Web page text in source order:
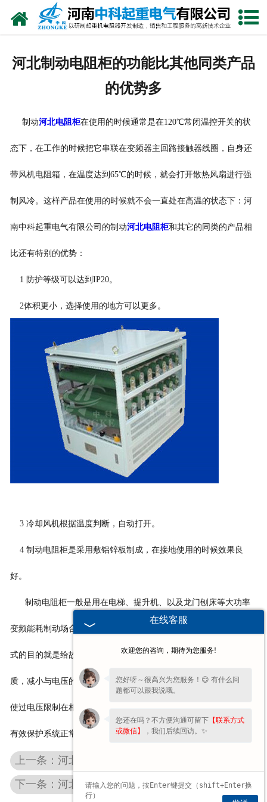
网站首页
联系我们
河北制动电阻柜的功能比其他同类产品
的优势多
制动河北电阻柜在使用的时候通常是在120℃常闭温控开关的状
态下，在工作的时候把它串联在变频器主回路接触器线圈，自身还
带风机电阻箱，在温度达到 65℃的时候，就会打开散热风扇进行强
制风冷。这样产品在使用的时候就不会一直处在高温的状态下：河
南中科起重电气有限公司的制动河北电阻柜和其它的同类的产品相
比还有特别的优势：
1 防护等级可以达到 IP20。
2体积更小，选择使用的地方可以更多。
3 冷却风机根据温度判断，自动打开。
4 制动电阻柜是采用敷铝锌板制成，在接地使用的时候效果良
好。
制动电阻柜一般是用在电梯、提升机、以及龙门刨床等大功率
变频能耗制动场合，它使用的功率范围大，采用中性点电阻接地方
式的目的就是给故障点注入阻性电流，使接地故障电流呈阻容性
质，减小与电压的相位差，降低故障点电流过零熄弧后的重燃率，
使过电压限制在相电压的
有效保护系统正常运行。
下一条：河北起重机电阻器是进行怎样的使用和维护
在线客服
欢迎您的咨询，期待为您服务!
您好呀～很高兴为您服务！😊 有什么问
题都可以跟我说哦。
您还在吗？不方便沟通可留下 【联系方式
或微信】
，我们后续回访。✨